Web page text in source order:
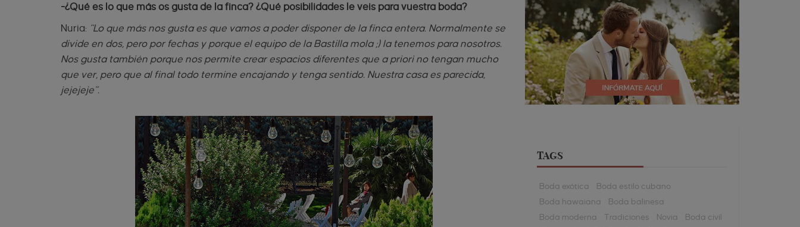
-¿Qué es lo que más os gusta de la finca? ¿Qué posibilidades le veis para vuestra boda?
Nuria: “Lo que más nos gusta es que vamos a poder disponer de la finca entera. Normalmente se
divide en dos, pero por fechas y porque el equipo de la Bastilla mola ;) la tenemos para nosotros.
Nos gusta también porque nos permite crear espacios diferentes que a priori no tengan mucho
que ver, pero que al final todo termine encajando y tenga sentido. Nuestra casa es parecida,
jejejeje”.
TAGS
Boda exótica
Boda estilo cubano
Boda hawaiana
Boda balinesa
Boda moderna
Tradiciones Novia
Boda civil